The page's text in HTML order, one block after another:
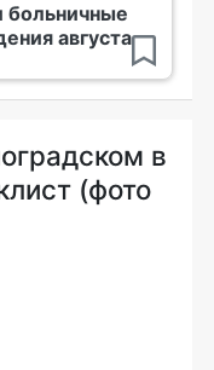
больничные
августа
в
(фото